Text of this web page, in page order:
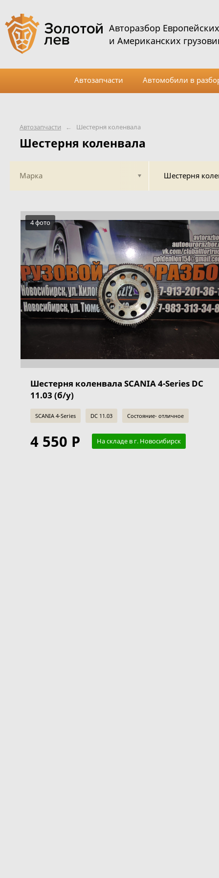
Автозапчасти ← Шестерня коленвала
Шестерня коленвала
Марка Шестерня
4 фото
Шестерня коленвала SCANIA 4-Series DC
11.03 (б/у)
SCANIA 4-Series DC 11.03 Состояние- отличное
4 550 Р На складе в г. Новосибирск
Авторазбор Европейских
и Американских
Автозапчасти Автомобили в